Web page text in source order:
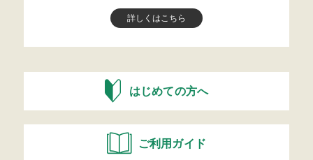
詳しくはこちら
はじめての方へ
ご利用ガイド